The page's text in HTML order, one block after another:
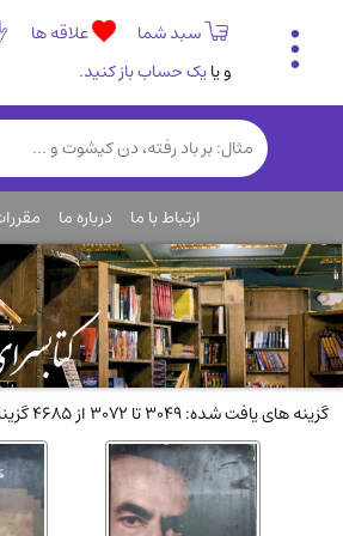
سبد شما علاقه ها
و یایک حساب باز کنید.
تاریخی و فرهنگی
(838)
رمان و داستان ایرانی(307)
روانشناسی(357)
انگلیسی و زبان خارجی(14)
کودکان و نوجوانان(76)
کتب نادر و کمیاب(19)
روانشناسی(112)
طب گیاهی و سنتی(45)
فلسفه و جامعه شناسی(151)
ادبیات و شعر(511)
ارتباط با ما درباره ما
گزینه های یافت شده: 3049 تا 3072 از 4685 گزینه